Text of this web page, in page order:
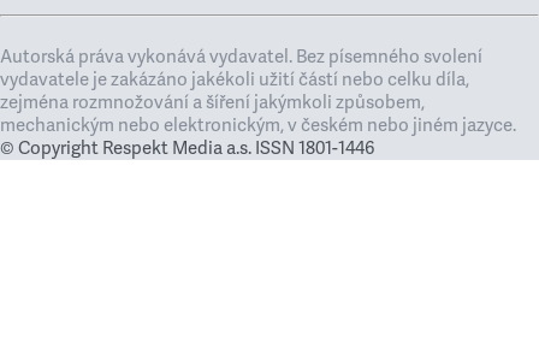
Autorská práva vykonává vydavatel. Bez písemného svolení
vydavatele je zakázáno jakékoli užití částí nebo celku díla,
zejména rozmnožování a šíření jakýmkoli způsobem,
mechanickým nebo elektronickým, v českém nebo jiném jazyce.
© Copyright Respekt Media a.s. ISSN 1801-1446